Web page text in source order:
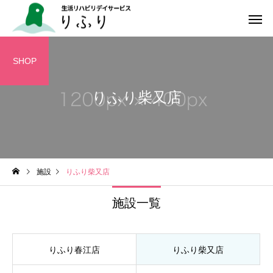
りふり柴又店
SHOP
施設 りふり柴又店
施設一覧
りふり春江店 りふり柴又店